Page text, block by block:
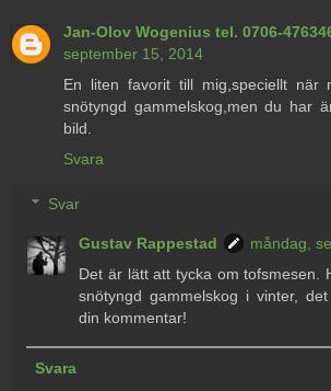
Jan-Olov Wogenius tel. 0706-
september 15, 2014
En liten favorit till mig,speciellt när
snötyngd gammelskog,men du har
bild.
Svara
Svar
Gustav Rappestad
måndag,
Det är lätt att tycka om tofsmesen.
snötyngd gammelskog i vinter,
din kommentar!
Svara